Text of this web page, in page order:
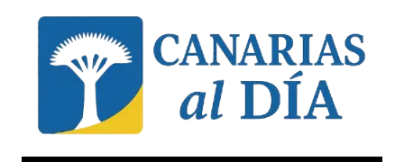
contenido